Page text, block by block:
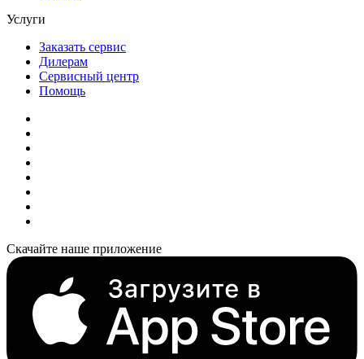
Услуги
Заказать сервис
Дилерам
Сервисный центр
Помощь
Скачайте наше приложение